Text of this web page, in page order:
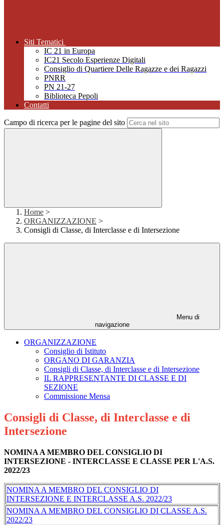
Siti Tematici
IC 21 in Europa
IC21 Secolo Esperienze Digitali
Consiglio di Quartiere Delle Ragazze e dei Ragazzi
PNRR
PN 21-27
Biblioteca Pepoli
Contatti
Campo di ricerca per le pagine del sito
Home >
ORGANIZZAZIONE >
Consigli di Classe, di Interclasse e di Intersezione
Menu di
navigazione
ORGANIZZAZIONE
Consiglio di Istituto
ORGANO DI GARANZIA
Consigli di Classe, di Interclasse e di Intersezione
IL RAPPRESENTANTE DI CLASSE E DI
SEZIONE
Commissione Mensa
Consigli di Classe, di Interclasse e di
Intersezione
NOMINA A MEMBRO DEL CONSIGLIO DI
INTERSEZIONE - INTERCLASSE E CLASSE PER L'A.S.
2022/23
NOMINA A MEMBRO DEL CONSIGLIO DI
INTERSEZIONE E INTERCLASSE A.S. 2022/23
NOMINA A MEMBRO DEL CONSIGLIO DI CLASSE A.S.
2022/23